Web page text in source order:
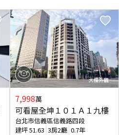
7,998萬
可看屋全坤１０１Ａ１九樓
台北市信義區信義路四段
建坪51.63 3房2廳 0.7年